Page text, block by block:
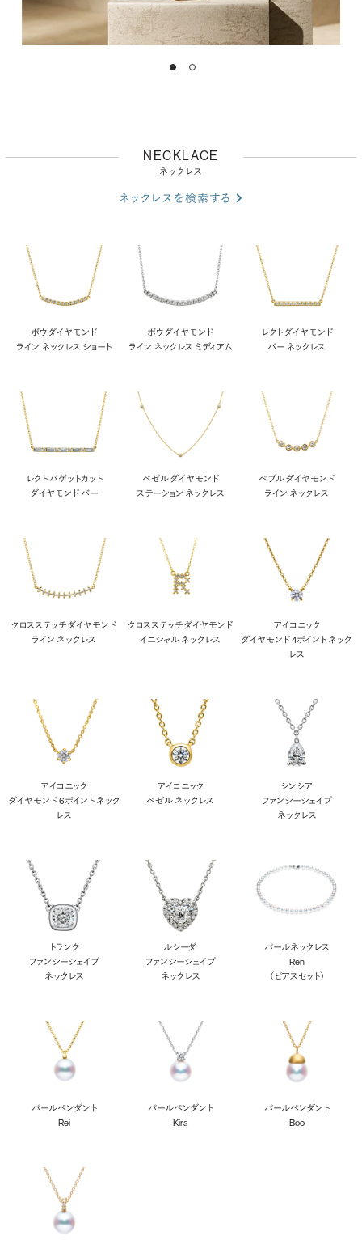
NECKLACE
ネックレス
ネックレスを検索する
ボウ ダイヤモンド
ライン ネックレス ショート
ボウ ダイヤモンド
ライン ネックレス ミディアム
レクト ダイヤモンド
バー ネックレス
レクト バゲットカット
ダイヤモンド バー
ベゼル ダイヤモンド
ステーション ネックレス
ペブル ダイヤモンド
ライン ネックレス
クロスステッチ ダイヤモンド
ライン ネックレス
クロスステッチ ダイヤモンド
イニシャル ネックレス
アイコニック
ダイヤモンド 4ポイント ネック
レス
アイコニック
ダイヤモンド 6ポイント ネック
レス
アイコニック
ベゼル ネックレス
シンシア
ファンシーシェイプ
ネックレス
トランク
ファンシーシェイプ
ネックレス
ルシーダ
ファンシーシェイプ
ネックレス
パールネックレス
Ren
（ピアスセット）
パールペンダント
Rei
パールペンダント
Kira
パールペンダント
Boo